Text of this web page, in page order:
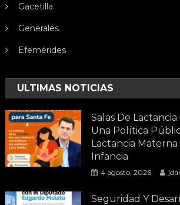
Gacetilla
Generales
Efemérides
ULTIMAS NOTICIAS
Salas De Lactancia
Una Política
Lactancia Materna
Infancia
4 agosto, 2026
Seguridad Y